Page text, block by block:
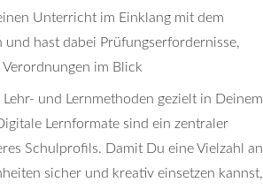
Unterricht im Einklang mit dem
und hast dabei Prüfungserfordernisse,
Verordnungen im Blick
und Lernmethoden gezielt in Deinem
Lernformate sind ein zentraler
Schulprofils. Damit Du eine Vielzahl an
sicher und kreativ einsetzen kannst,